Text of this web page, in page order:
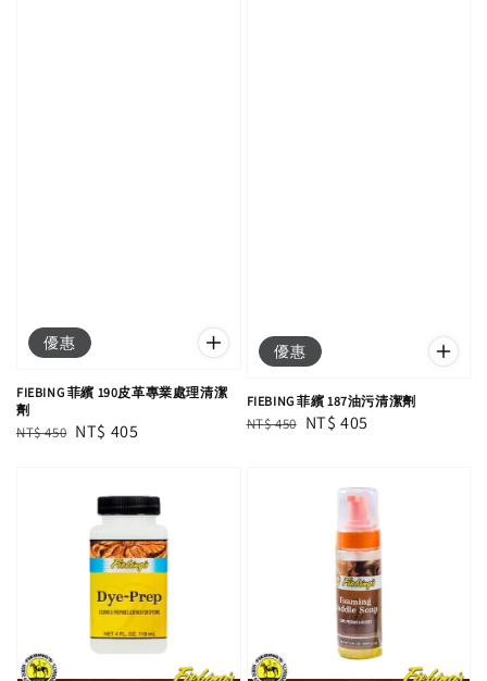
優惠
FIEBING 菲繽 190皮革專業處理清潔
劑
Regular
NT$ 450 Sale
NT$ 405
優惠
FIEBING 菲繽 187油污清潔劑
Regular
NT$ 450 Sale
NT$ 405